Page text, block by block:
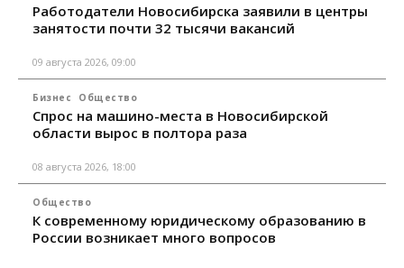
Работодатели Новосибирска заявили в центры
занятости почти 32 тысячи вакансий
09 августа 2026, 09:00
Бизнес Общество
Спрос на машино-места в Новосибирской
области вырос в полтора раза
08 августа 2026, 18:00
Общество
К современному юридическому образованию в
России возникает много вопросов